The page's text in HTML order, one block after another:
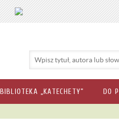
BIBLIOTEKA „KATECHETY” DO